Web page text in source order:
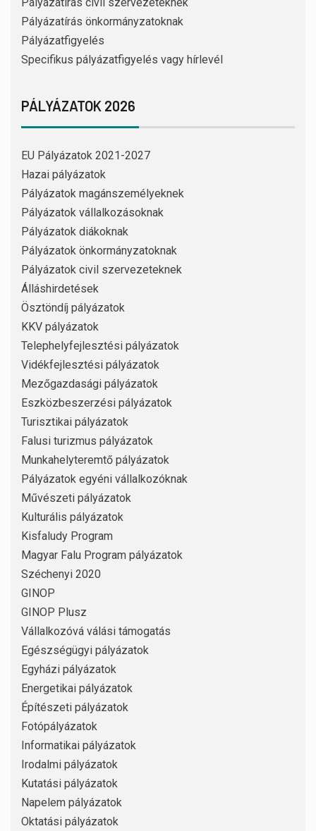
Pályázatírás önkormányzatoknak
Pályázatfigyelés
Specifikus pályázatfigyelés vagy hírlevél
PÁLYÁZATOK 2026
EU Pályázatok 2021-2027
Hazai pályázatok
Pályázatok magánszemélyeknek
Pályázatok vállalkozásoknak
Pályázatok diákoknak
Pályázatok önkormányzatoknak
Pályázatok civil szervezeteknek
Álláshirdetések
Ösztöndíj pályázatok
KKV pályázatok
Telephelyfejlesztési pályázatok
Vidékfejlesztési pályázatok
Mezőgazdasági pályázatok
Eszközbeszerzési pályázatok
Turisztikai pályázatok
Falusi turizmus pályázatok
Munkahelyteremtő pályázatok
Pályázatok egyéni vállalkozóknak
Művészeti pályázatok
Kulturális pályázatok
Kisfaludy Program
Magyar Falu Program pályázatok
Széchenyi 2020
GINOP
GINOP Plusz
Vállalkozóvá válási támogatás
Egészségügyi pályázatok
Egyházi pályázatok
Energetikai pályázatok
Építészeti pályázatok
Fotópályázatok
Informatikai pályázatok
Irodalmi pályázatok
Kutatási pályázatok
Napelem pályázatok
Oktatási pályázatok